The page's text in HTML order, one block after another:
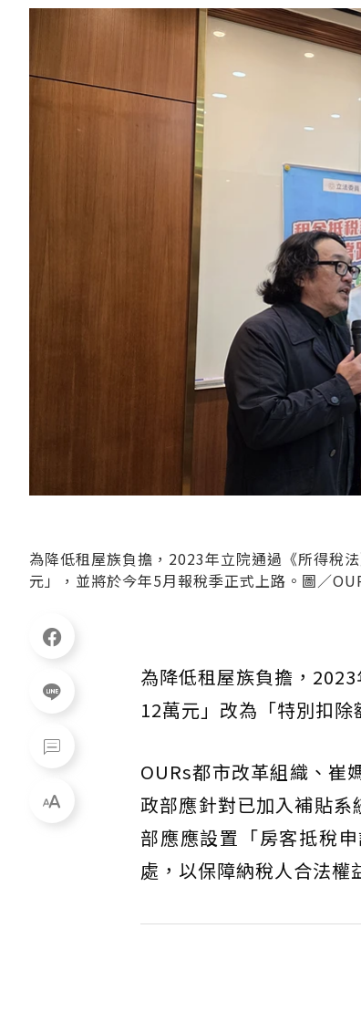
為降低租屋族負擔，2023年立院通過《所得稅
元」，並將於今年5月報稅季正式上路。圖／
為降低租屋族負擔，
12萬元」改為「特別扣
OURs都市改革組織、崔
政部應針對已加入補貼
部應應設置「房客抵稅
處，以保障納稅人合法權